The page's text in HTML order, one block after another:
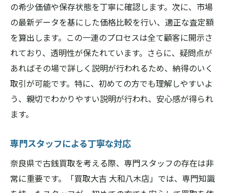
の希少価値や保存状態を丁寧に確認します。次に、市場
の最新データを基にした価格比較を行い、適正な査定額
を算出します。この一連のプロセスは全て顧客に開示さ
れており、透明性が保たれています。さらに、疑問点が
あればその場で詳しく説明が行われるため、納得のいく
取引が可能です。特に、初めての方でも理解しやすいよ
う、親切でわかりやすい説明が行われ、安心感が得られ
ます。
専門スタッフによる丁寧な対応
奈良県で古銭買取を考える際、専門スタッフの存在は非
常に重要です。「買取大吉 大和八木店」では、専門知識